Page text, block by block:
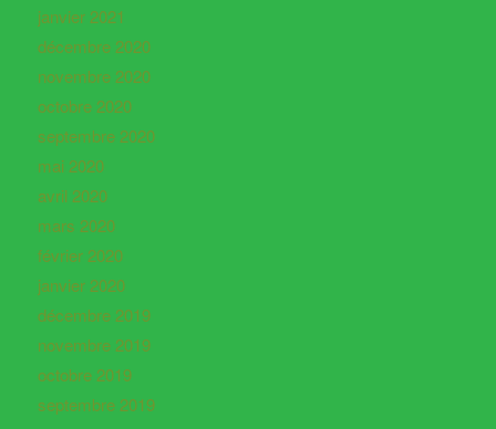
janvier 2021
décembre 2020
novembre 2020
octobre 2020
septembre 2020
mai 2020
avril 2020
mars 2020
février 2020
janvier 2020
décembre 2019
novembre 2019
octobre 2019
septembre 2019